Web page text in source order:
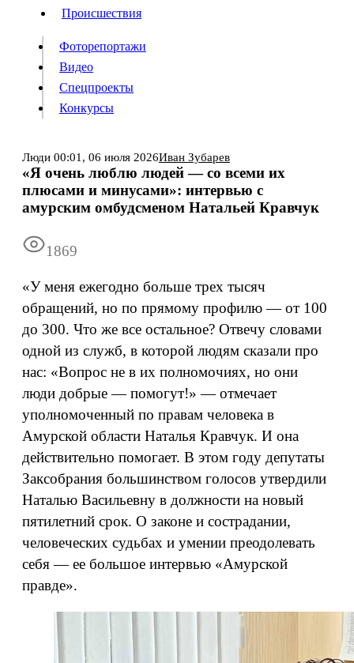
Происшествия
Видео
Конкурсы
Подписка Все новостиАрхив
Происшествия
Фоторепортажи
Видео
Спецпроекты
Конкурсы
Люди 00:01, 06 июля 2026Иван Зубарев
«Я очень люблю людей — со всеми их
плюсами и минусами»: интервью с
амурским омбудсменом Натальей Кравчук
1869
«У меня ежегодно больше трех тысяч
обращений, но по прямому профилю — от 100
до 300. Что же все остальное? Отвечу словами
одной из служб, в которой людям сказали про
нас: «Вопрос не в их полномочиях, но они
люди добрые — помогут!» — отмечает
уполномоченный по правам человека в
Амурской области Наталья Кравчук. И она
действительно помогает. В этом году депутаты
Заксобрания большинством голосов утвердили
Наталью Васильевну в должности на новый
пятилетний срок. О законе и сострадании,
человеческих судьбах и умении преодолевать
себя — ее большое интервью «Амурской
правде».